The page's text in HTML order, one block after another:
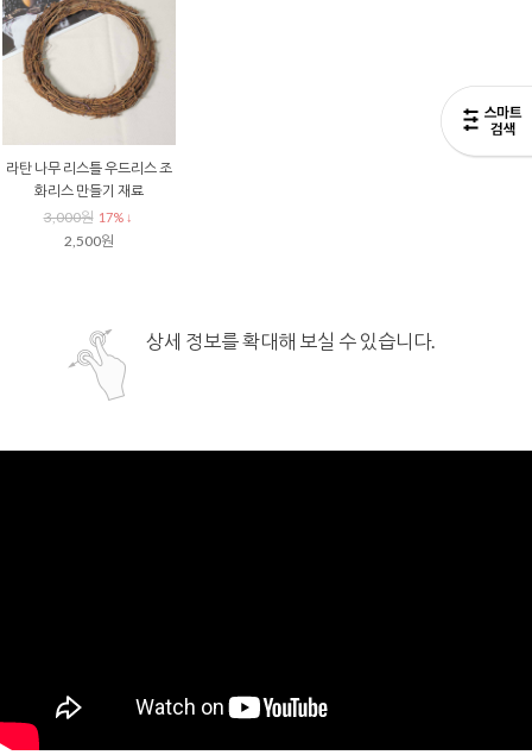
라탄 나무 리스틀 우드리스 조
화리스 만들기 재료
3,000원 17% ↓
2,500원
상세 정보를 확대해 보실 수 있습니다.